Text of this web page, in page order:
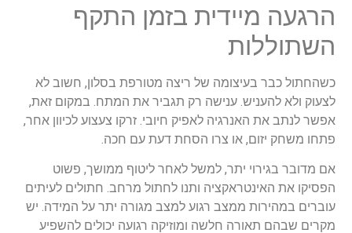
הרגעה מיידית בזמן התקף
השתוללות
כשהחתול כבר בעיצומה של ריצה מטורפת בסלון, חשוב לא
לצעוק ולא להעניש ענישה רק תגביר את המתח במקום זאת,
אפשר לנתב את האנרגיה לאפיק חיובי זרקו צעצוע לכיוון אחר,
פתחו משחק יזום, או צרו הסחת דעת עם חכה
אם מדובר בגירוי יתר, למשל לאחר ליטוף ממושך, פשוט
הפסיקו את האינטראקציה ותנו לחתול מרחב. חתולים לעיתים
עוברים במהירות ממצב רגוע למצב מגורה יתר על המידה. יש
מקרים שבהם תאורה חלשה ומוזיקה רגועה יכולים להשפיע